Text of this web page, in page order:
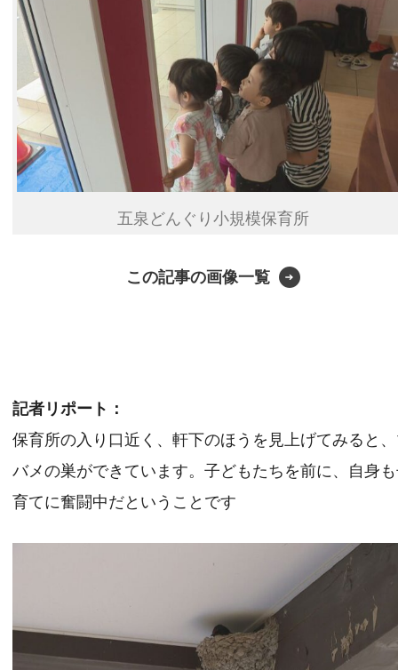
五泉どんぐり小規模保育所
この記事の画像一覧
記者リポート：
保育所の入り口近く、軒下のほうを見上げてみると
バメの巣ができています。子どもたちを前に、自身
育てに奮闘中だということです